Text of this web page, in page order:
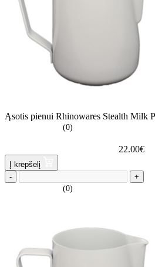
Ąsotis pienui Rhinowares Stealth Milk
(0)
22.00€
Į krepšelį
-
+
(0)